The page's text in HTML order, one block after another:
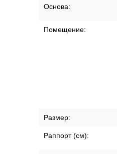
Основа:
Помещение:
Размер:
Раппорт (см):